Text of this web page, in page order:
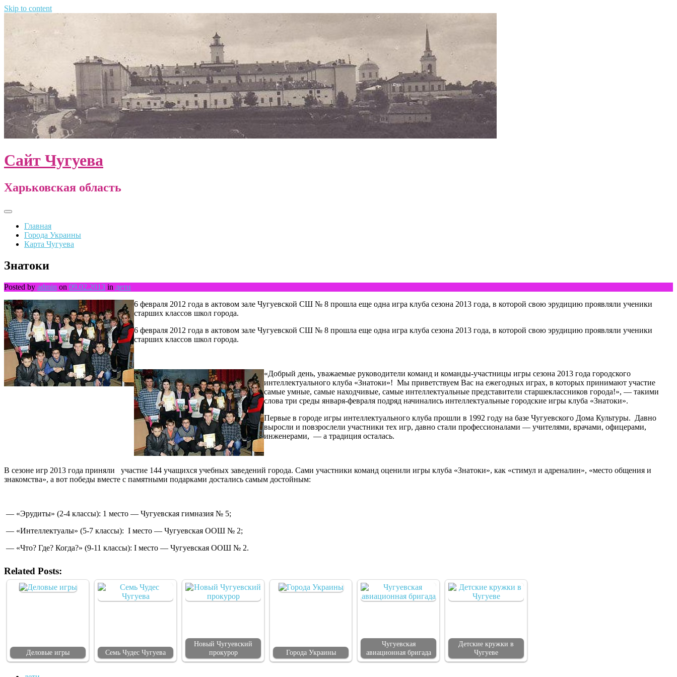
Skip to content
Сайт Чугуева
Харьковская область
Главная
Города Украины
Карта Чугуева
Знатоки
Posted by admin on 09.02.2013 in дети
6 февраля 2012 года в актовом зале Чугуевской СШ № 8 прошла еще одна игра клуба сезона 2013 года, в которой свою эрудицию проявляли ученики
старших классов школ города.
6 февраля 2012 года в актовом зале Чугуевской СШ № 8 прошла еще одна игра клуба сезона 2013 года, в которой свою эрудицию проявляли ученики
старших классов школ города.
«Добрый день, уважаемые руководители команд и команды-участницы игры сезона 2013 года городского
интеллектуального клуба «Знатоки»! Мы приветствуем Вас на ежегодных играх, в которых принимают участие
самые умные, самые находчивые, самые интеллектуальные представители старшеклассников города!», — такими
слова три среды января-февраля подряд начинались интеллектуальные городские игры клуба «Знатоки».
Первые в городе игры интеллектуального клуба прошли в 1992 году на базе Чугуевского Дома Культуры. Давно
выросли и повзрослели участники тех игр, давно стали профессионалами — учителями, врачами, офицерами,
инженерами, — а традиция осталась.
В сезоне игр 2013 года приняли участие 144 учащихся учебных заведений города. Сами участники команд оценили игры клуба «Знатоки», как «стимул и адреналин», «место общения и
знакомства», а вот победы вместе с памятными подарками достались самым достойным:
— «Эрудиты» (2-4 классы): 1 место — Чугуевская гимназия № 5;
— «Интеллектуалы» (5-7 классы): І место — Чугуевская ООШ № 2;
— «Что? Где? Когда?» (9-11 классы): І место — Чугуевская ООШ № 2.
Related Posts:
Деловые игры Семь Чудес Чугуева
Новый Чугуевский
прокурор
Города Украины
Чугуевская
авиационная бригада
Детские кружки в
Чугуеве